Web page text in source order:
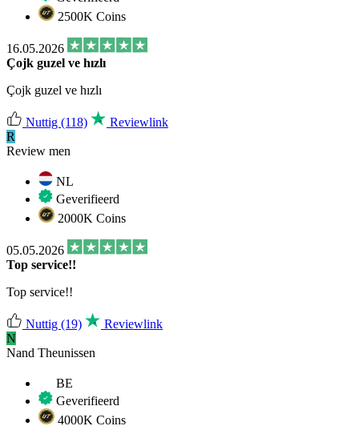
2500K Coins
16.05.2026
Çojk guzel ve hızlı
Çojk guzel ve hızlı
Nuttig (118)
Reviewlink
R
Review men
NL
Geverifieerd
2000K Coins
05.05.2026
Top service!!
Top service!!
Nuttig (19)
Reviewlink
N
Nand Theunissen
BE
Geverifieerd
4000K Coins